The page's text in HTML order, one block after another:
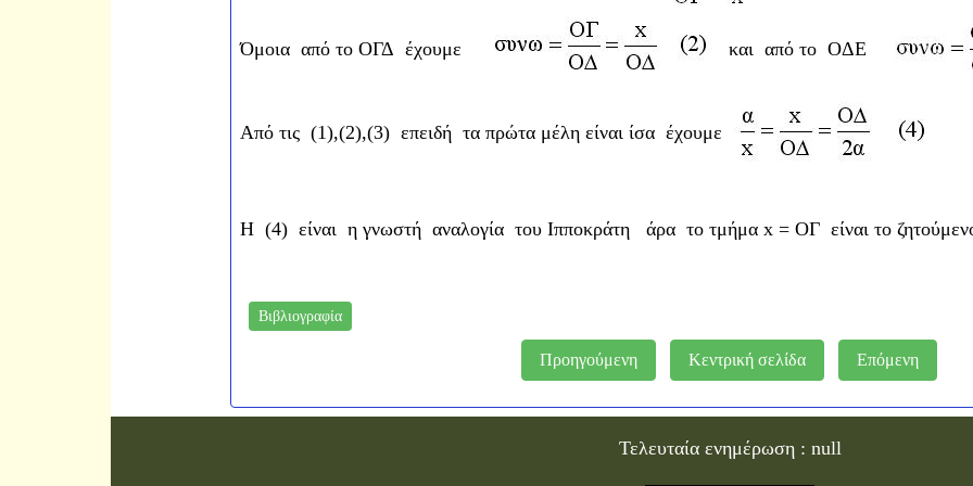
Όμοια από το ΟΓΔ έχουμε και από το ΟΔΕ
Από τις (1),(2),(3) επειδή τα πρώτα μέλη είναι ίσα έχουμε
Η (4) είναι η γνωστή αναλογία του Ιπποκράτη άρα το τμήμα x = ΟΓ είναι το
Βιβλιογραφία
Προηγούμενη Κεντρική σελίδα Επόμενη
Τελευταία ενημέρωση : null